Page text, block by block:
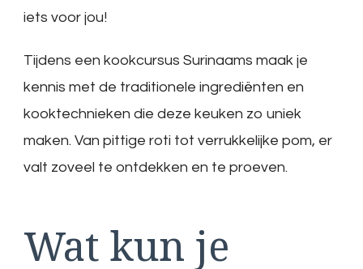
iets voor jou!
Tijdens een kookcursus Surinaams maak je
kennis met de traditionele ingrediënten en
kooktechnieken die deze keuken zo uniek
maken. Van pittige roti tot verrukkelijke pom, er
valt zoveel te ontdekken en te proeven.
Wat kun je